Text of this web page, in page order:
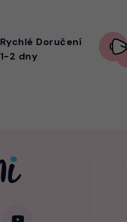
Rychlé Doručení
1-2 dny